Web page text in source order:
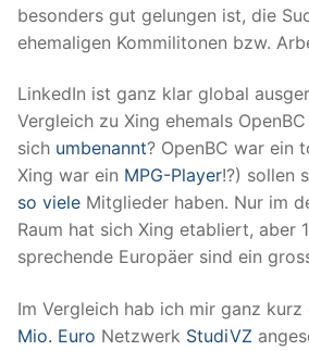
besonders gut gelungen ist, die
ehemaligen Kommilitonen bzw.
LinkedIn ist ganz klar global
Vergleich zu Xing ehemals
sich umbenannt? OpenBC war ein
Xing war ein MPG-Player!?) sollen
so viele Mitglieder haben. Nur im
Raum hat sich Xing etabliert, aber
sprechende Europäer sind ein
Im Vergleich hab ich mir ganz kurz
Mio. Euro Netzwerk StudiVZ